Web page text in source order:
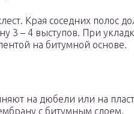
Края соседних полос
3 – 4 выступов. При
на битумной основе.
на дюбели или на
с битумным слоем.